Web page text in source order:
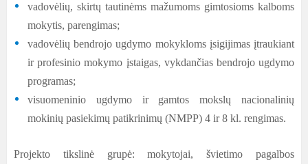
vadovėlių, skirtų tautinėms mažumoms gimtosioms kalboms
mokytis, parengimas;
vadovėlių bendrojo ugdymo mokykloms įsigijimas įtraukiant
ir profesinio mokymo įstaigas, vykdančias bendrojo ugdymo
programas;
visuomeninio ugdymo ir gamtos mokslų nacionalinių
mokinių pasiekimų patikrinimų (NMPP) 4 ir 8 kl. rengimas.
Projekto tikslinė grupė: mokytojai, švietimo pagalbos